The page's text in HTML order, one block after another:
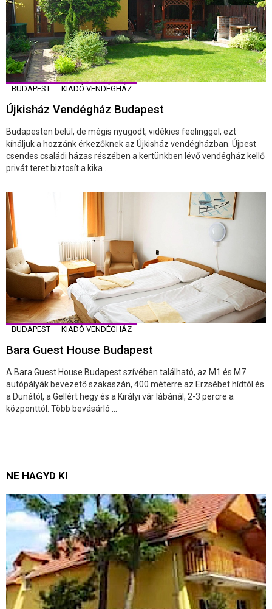
BUDAPEST KIADÓ VENDÉGHÁZ
Újkisház Vendégház Budapest
Budapesten belül, de mégis nyugodt, vidékies feelinggel, ezt
kínáljuk a hozzánk érkezőknek az Újkisház vendégházban. Újpest
csendes családi házas részében a kertünkben lévő vendégház kellő
privát teret biztosít a kika ...
BUDAPEST KIADÓ VENDÉGHÁZ
Bara Guest House Budapest
A Bara Guest House Budapest szívében található, az M1 és M7
autópályák bevezető szakaszán, 400 méterre az Erzsébet hídtól és
a Dunától, a Gellért hegy és a Királyi vár lábánál, 2-3 percre a
központtól. Több bevásárló ...
NE HAGYD KI